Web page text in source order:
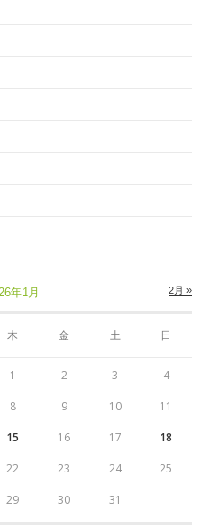
年1月
木 金 土 日
2月 »
1 2 3 4
8 9 10 11
15 16 17 18
22 23 24 25
29 30 31